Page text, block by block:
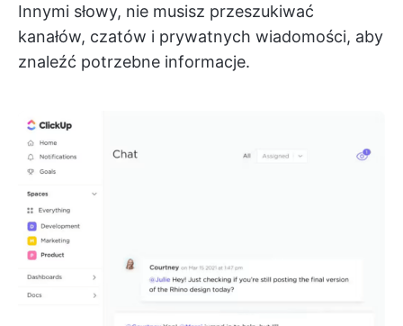
Innymi słowy, nie musisz przeszukiwać
kanałów, czatów i prywatnych wiadomości, aby
znaleźć potrzebne informacje.